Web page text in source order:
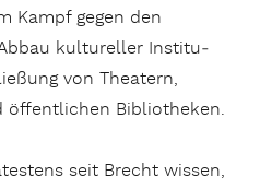
Kampf gegen den
kultu­reller Insti­tu­
von Thea­tern,
öffent­li­chen Bibliotheken.
seit Brecht wissen,